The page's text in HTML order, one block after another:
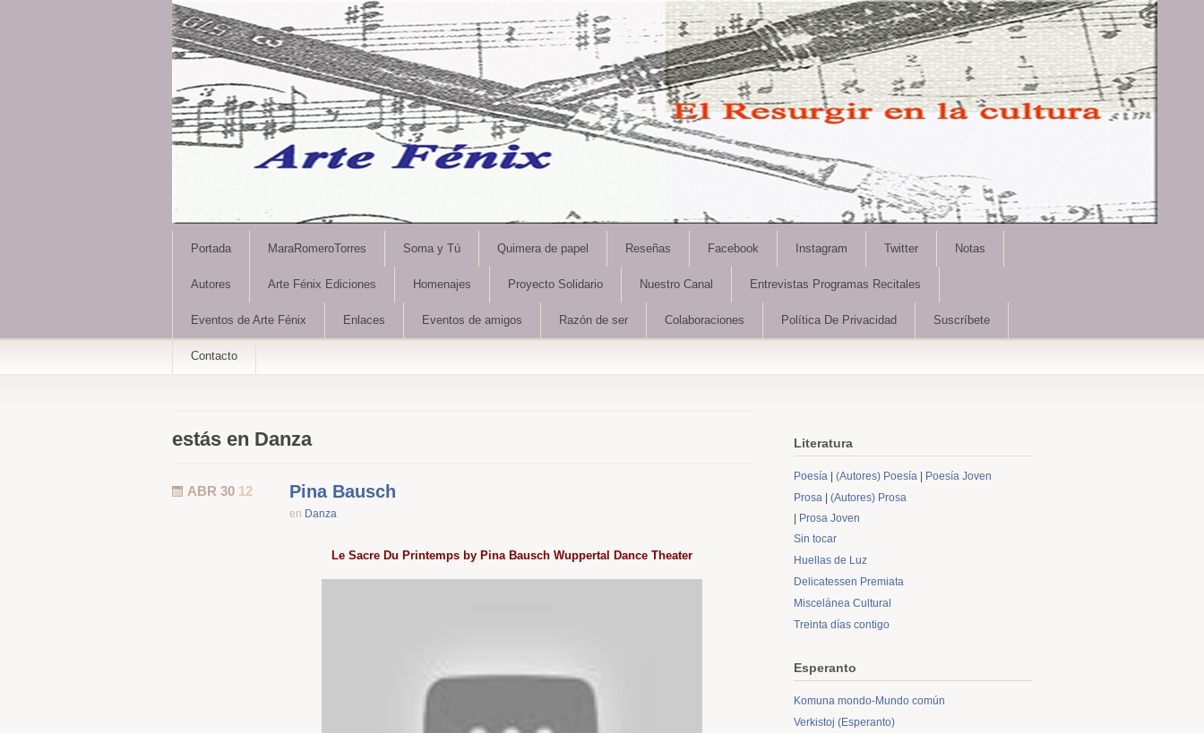
Portada MaraRomeroTorres Soma y Tú Quimera de papel Reseñas Facebook Instagram Twitter Notas
Autores Arte Fénix Ediciones Homenajes Proyecto Solidario Nuestro Canal Entrevistas Programas Recitales
Eventos de Arte Fénix Enlaces Eventos de amigos Razón de ser Colaboraciones Política De Privacidad Suscríbete
Contacto
estás en Danza
ABR 30 12 Pina Bausch
en Danza
Le Sacre Du Printemps by Pina Bausch Wuppertal Dance Theater
Literatura
Poesía (Autores) Poesía
Poesía Joven
Prosa
(Autores) Prosa
Prosa Joven
Sin tocar
Huellas de Luz
Delicatessen Premiata
Miscelánea Cultural
Treinta días contigo
Esperanto
Komuna mondo-Mundo común
Verkistoj (Esperanto)